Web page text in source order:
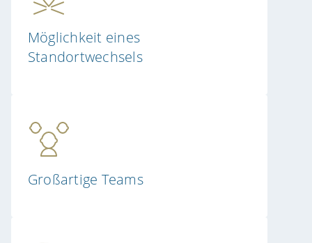
Möglichkeit eines
Standortwechsels
Großartige Teams